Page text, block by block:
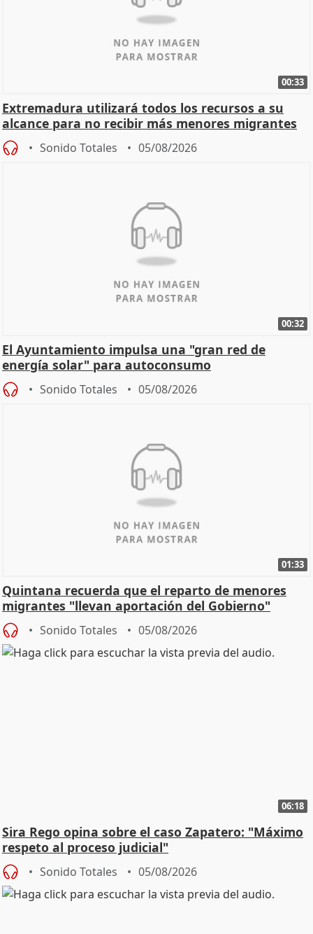
00:33
Extremadura utilizará todos los recursos a su
alcance para no recibir más menores migrantes
Sonido Totales 05/08/2026
00:32
El Ayuntamiento impulsa una "gran red de
energía solar" para autoconsumo
Sonido Totales 05/08/2026
01:33
Quintana recuerda que el reparto de menores
migrantes "llevan aportación del Gobierno"
central
Sonido Totales 05/08/2026
06:18
Sira Rego opina sobre el caso Zapatero: "Máximo
respeto al proceso judicial"
Sonido Totales 05/08/2026